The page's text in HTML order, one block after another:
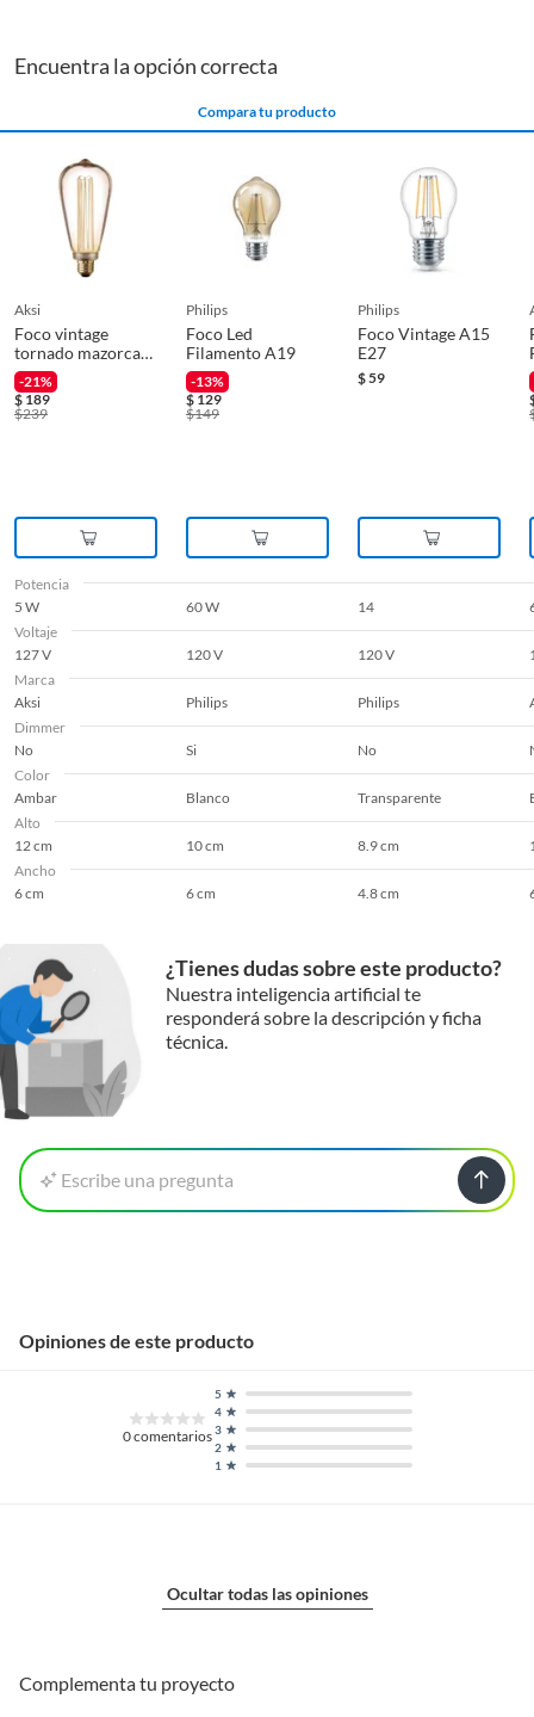
Tecnología ampolleta Led
Vida útil 15000
Voltaje 127 V
Encuentra la opción correcta
Compara tu producto
aksi
Foco vintage
tornado mazorca
4w dim
-21%
$189
$239
philips
Foco Led
Filamento A19
-13%
$129
$149
philips
Foco Vintage A15
E27
$59
Potencia
5 W
60 W 14
Voltaje
127 V
120 V 120 V
Marca
Aksi
Philips Philips
Dimmer
No
Si No
Color
Ambar
Blanco Transparente
Alto
12 cm
10 cm 8.9 cm
Ancho
6 cm
6 cm 4.8 cm
¿Tienes dudas sobre este producto?
Nuestra inteligencia artificial te
responderá sobre la descripción y ficha
técnica.
Escribe una pregunta
Opiniones de este producto
0comentarios
1
2
3
4
5
Ocultar todas las opiniones
Complementa tu proyecto